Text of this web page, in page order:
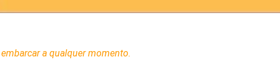
embarcar a qualquer momento.